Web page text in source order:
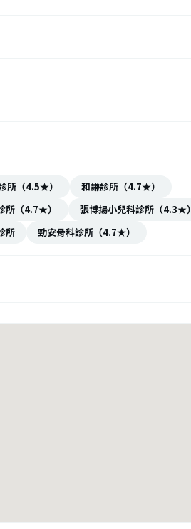
所（4.5★）
和謙診所（4.7★）
所（4.7★）
張博揚小兒科診所（4.3★）
所 勁安骨科診所（4.7★）